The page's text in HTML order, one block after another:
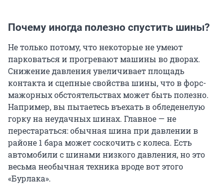
Почему иногда полезно спустить шины?
Не только потому, что некоторые не умеют
парковаться и прогревают машины во дворах.
Снижение давления увеличивает площадь
контакта и сцепные свойства шины, что в форс-
мажорных обстоятельствах может быть полезно.
Например, вы пытаетесь въехать в обледенелую
горку на неудачных шинах. Главное — не
перестараться: обычная шина при давлении в
районе 1 бара может соскочить с колеса. Есть
автомобили с шинами низкого давления, но это
весьма необычная техника вроде вот этого
«Бурлака».